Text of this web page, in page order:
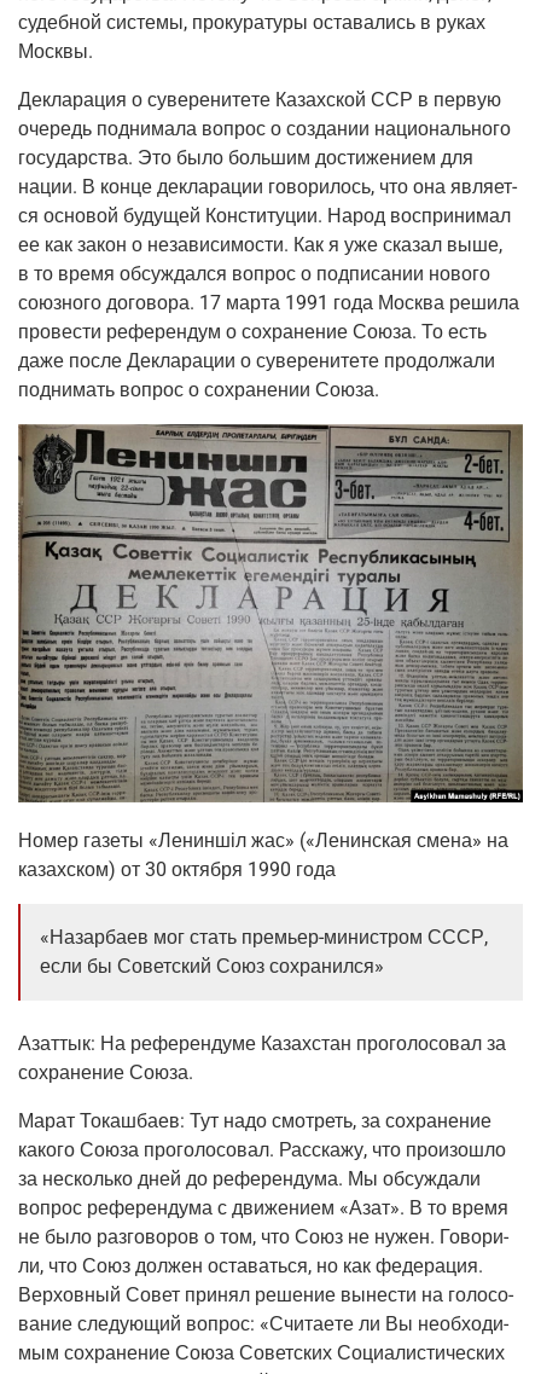
судеб­ной систе­мы, про­ку­ра­ту­ры оста­ва­лись в руках
Москвы.
Декла­ра­ция о суве­ре­ни­те­те Казах­ской ССР в первую
оче­редь под­ни­ма­ла вопрос о созда­нии наци­о­наль­но­го
госу­дар­ства. Это было боль­шим дости­же­ни­ем для
нации. В кон­це декла­ра­ции гово­ри­лось, что она явля­ет­
ся осно­вой буду­щей Кон­сти­ту­ции. Народ вос­при­ни­мал
ее как закон о неза­ви­си­мо­сти. Как я уже ска­зал выше,
в то вре­мя обсуж­дал­ся вопрос о под­пи­са­нии ново­го
союз­но­го дого­во­ра. 17 мар­та 1991 года Москва реши­ла
про­ве­сти рефе­рен­дум о сохра­не­ние Сою­за. То есть
даже после Декла­ра­ции о суве­ре­ни­те­те про­дол­жа­ли
под­ни­мать вопрос о сохра­не­нии Союза.
Номер газе­ты «Ленин­шіл жас» («Ленин­ская сме­на» на
казах­ском) от 30 октяб­ря 1990 года
«Назар­ба­ев мог стать пре­мьер-мини­стром СССР,
если бы Совет­ский Союз сохранился»
Азаттык: На рефе­рен­ду­ме Казах­стан про­го­ло­со­вал за
сохра­не­ние Союза.
Марат Токаш­ба­ев: Тут надо смот­реть, за сохра­не­ние
како­го Сою­за про­го­ло­со­вал. Рас­ска­жу, что про­изо­шло
за несколь­ко дней до рефе­рен­ду­ма. Мы обсуж­да­ли
вопрос рефе­рен­ду­ма с дви­же­ни­ем «Азат». В то вре­мя
не было раз­го­во­ров о том, что Союз не нужен. Гово­ри­
ли, что Союз дол­жен оста­вать­ся, но как феде­ра­ция.
Вер­хов­ный Совет при­нял реше­ние выне­сти на голо­со­
ва­ние сле­ду­ю­щий вопрос: «Счи­та­е­те ли Вы необ­хо­ди­
мым сохра­не­ние Сою­за Совет­ских Соци­а­ли­сти­че­ских